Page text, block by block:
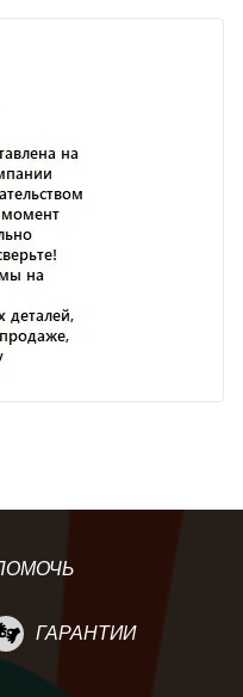
ГАРАНТИИ